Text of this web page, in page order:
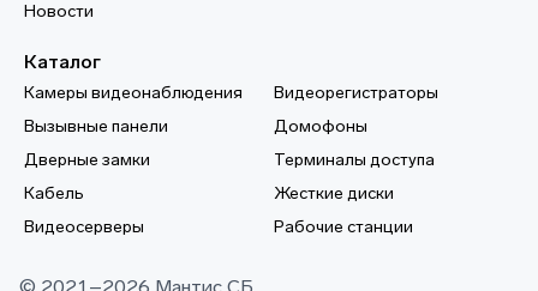
Новости
Каталог
Камеры видеонаблюдения
Видеорегистраторы
Вызывные панели
Домофоны
Дверные замки
Терминалы доступа
Кабель
Жесткие диски
Видеосерверы
Рабочие станции